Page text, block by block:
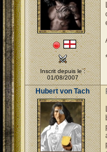
Inscrit depuis le :
01/08/2007
Hubert von Tach